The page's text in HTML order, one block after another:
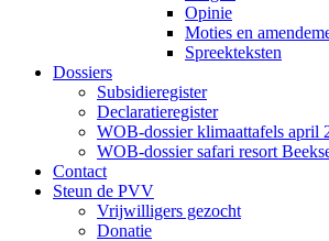
Opinie
Moties en
Spreekteksten
Dossiers
Subsidieregister
Declaratieregister
WOB-dossier klimaattafels april
WOB-dossier safari resort
Contact
Steun de PVV
Vrijwilligers gezocht
Donatie